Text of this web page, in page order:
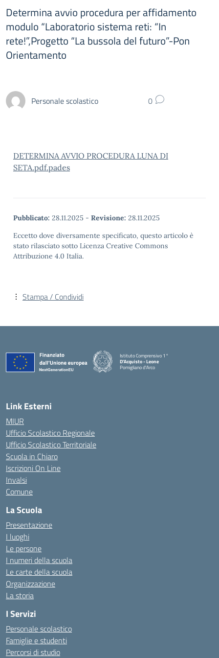
Determina avvio procedura per affidamento
modulo “Laboratorio sistema reti: “In
rete!”,Progetto “La bussola del futuro”-Pon
Orientamento
Personale scolastico 0
DETERMINA AVVIO PROCEDURA LUNA DI
SETA.pdf.pades
Pubblicato: 28.11.2025 - Revisione: 28.11.2025
Eccetto dove diversamente specificato, questo articolo è
stato rilasciato sotto Licenza Creative Commons
Attribuzione 4.0 Italia.
Stampa / Condividi
Istituto Comprensivo 1°
D'Acquisto - Leone
Pomigliano d'Arco
— Visita la pagina iniziale della scuola
Link Esterni
MIUR
Ufficio Scolastico Regionale
Ufficio Scolastico Territoriale
Scuola in Chiaro
Iscrizioni On Line
Invalsi
Comune
La Scuola
Presentazione
I luoghi
Le persone
I numeri della scuola
Le carte della scuola
Organizzazione
La storia
I Servizi
Personale scolastico
Famiglie e studenti
Percorsi di studio